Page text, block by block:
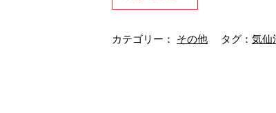
n
e
a
カテゴリー： その他 タグ： 気仙